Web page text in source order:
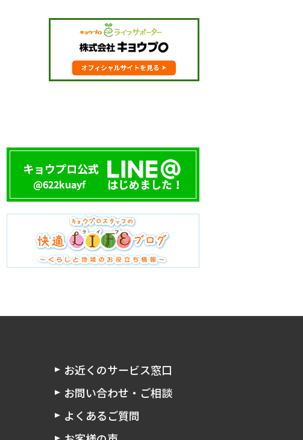
お近くのサービス窓口
お問い合わせ・ご相談
よくあるご質問